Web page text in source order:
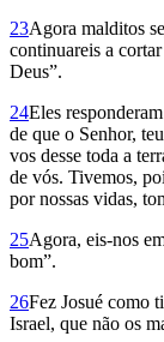
23Agora malditos
continuareis a
Deus”.
24Eles
de que o Senhor,
vos desse toda a
de vós. Tivemos,
por nossas vidas,
25Agora, eis-nos
bom”.
26Fez Josué como
Israel, que não os